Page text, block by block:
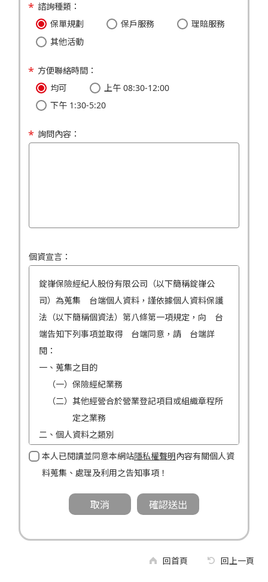
諮詢種類：
保單規劃
保戶服務
理賠服務
其他活動
方便聯絡時間：
均可
上午 08:30-12:00
下午 1:30-5:20
詢問內容：
個資宣言：
錠嵂保險經紀人股份有限公司（以下簡稱錠嵂公
司）為蒐集 台端個人資料，謹依據個人資料保護
法（以下簡稱個資法）第八條第一項規定，向 台
端告知下列事項並取得 台端同意，請 台端詳
閱：
一、蒐集之目的
（一）保險經紀業務
（二）其他經營合於營業登記項目或組織章程所
定之業務
二、個人資料之類別
（一）姓名
（二）性別
三、個人資料利用之期間、地區、對象及方式
（一）期間：蒐集之目的存續期間及依法令規定
本人已閱讀並同意本網站隱私權聲明內容有關個人資
料蒐集、處理及利用之告知事項！
回首頁 回上一頁